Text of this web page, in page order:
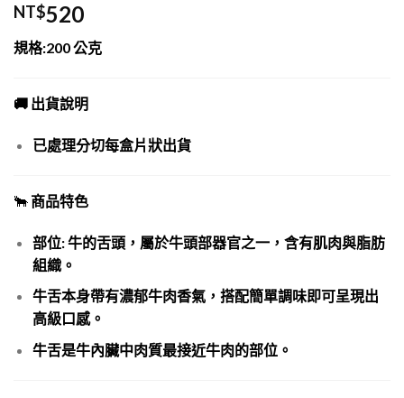
NT$520
規格:200 公克
🚚 出貨說明
已處理分切每盒片狀出貨
🐂 商品特色
部位: 牛的舌頭，屬於牛頭部器官之一，含有肌肉與脂肪
組織。
牛舌本身帶有濃郁牛肉香氣，搭配簡單調味即可呈現出
高級口感。
牛舌是牛內臟中肉質最接近牛肉的部位。